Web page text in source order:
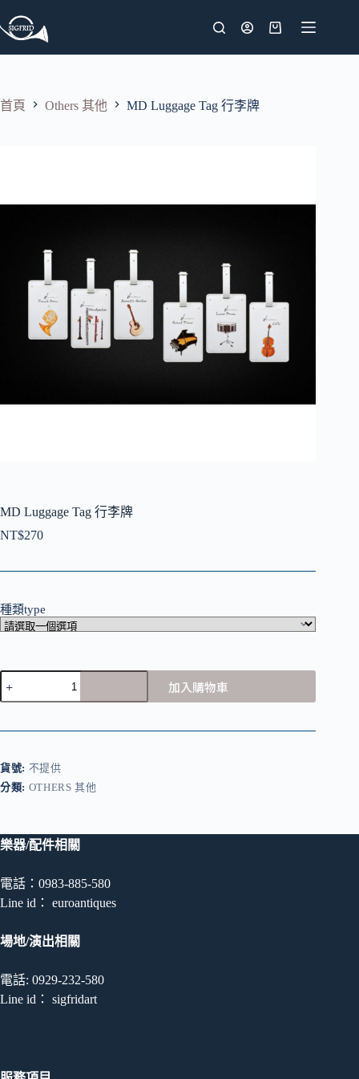
至
容
購
物
首頁 Others 其他 MD Luggage Tag 行李牌
MD Luggage Tag 行李牌
NT$270
種類type
MD
Luggage
Tag
數
量
加入購物車
貨號: 不提供
分類: OTHERS 其他
樂器/配件相關
電話：0983-885-580
Line id： euroantiques
場地/演出相關
電話: 0929-232-580
Line id： sigfridart